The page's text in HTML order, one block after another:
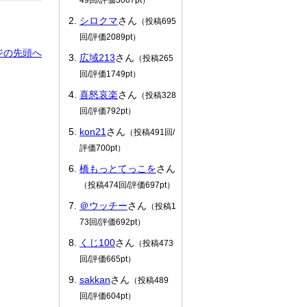
の先頭へ
シロクマさん （投稿695
回/評価2089pt）
広域213さん （投稿265
回/評価1749pt）
喜怒哀楽さん （投稿328
回/評価792pt）
kon21 さん （投稿491回/
評価700pt）
橋もっとてっこをさん
（投稿474回/評価697pt）
＠ウッチーさん （投稿1
73回/評価692pt）
くじ100さん （投稿473
回/評価665pt）
sakkanさん （投稿489
回/評価604pt）